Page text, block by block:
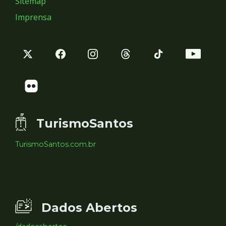
Imprensa
TurismoSantos
TurismoSantos.com.br
Dados Abertos